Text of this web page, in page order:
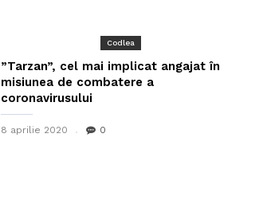
Codlea
”Tarzan”, cel mai implicat angajat în
misiunea de combatere a
coronavirusului
8 aprilie 2020 0